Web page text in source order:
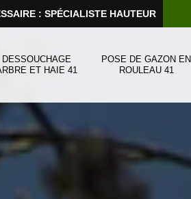
: SPÉCIALISTE HAUTEUR
DESSOUCHAGE
ET HAIE 41
POSE DE GAZON EN
ROULEAU 41